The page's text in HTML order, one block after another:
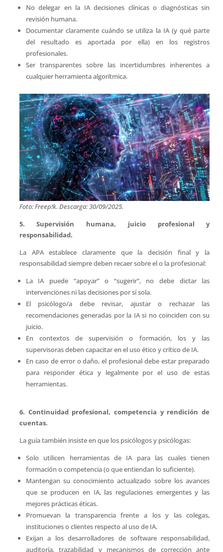
No delegar en la IA decisiones clínicas o diagnósticas sin
revisión humana.
Documentar claramente cuándo se utiliza la IA (y qué parte
del resultado es aportada por ella) en los registros
profesionales.
Ser transparentes sobre las incertidumbres inherentes a
cualquier herramienta algorítmica.
Foto: Freep!k. Descarga: 30/09/2025.
5. Supervisión humana, juicio profesional y
responsabilidad.
La APA establece claramente que la decisión final y la
responsabilidad siempre deben recaer sobre el o la profesional:
La IA puede “apoyar” o “sugerir”, no debe dictar las
intervenciones ni las decisiones por sí sola.
El psicólogo/a debe revisar, ajustar o rechazar las
recomendaciones generadas por la IA si no coinciden con su
juicio.
En contextos de supervisión o formación, los y las
supervisoras deben capacitar en el uso ético y crítico de IA.
En caso de error o daño, el profesional debe estar preparado
para responder ética y legalmente por el uso de estas
herramientas.
6. Continuidad profesional, competencia y rendición de
cuentas.
La guía también insiste en que los psicólogos y psicólogas:
Solo utilicen herramientas de IA para las cuales tienen
formación o competencia (o que entiendan lo suficiente).
Mantengan su conocimiento actualizado sobre los avances
que se producen en IA, las regulaciones emergentes y las
mejores prácticas éticas.
Promuevan la transparencia frente a los y las colegas,
instituciones o clientes respecto al uso de IA.
Exijan a los desarrolladores de software responsabilidad,
auditoría, trazabilidad y mecanismos de corrección ante